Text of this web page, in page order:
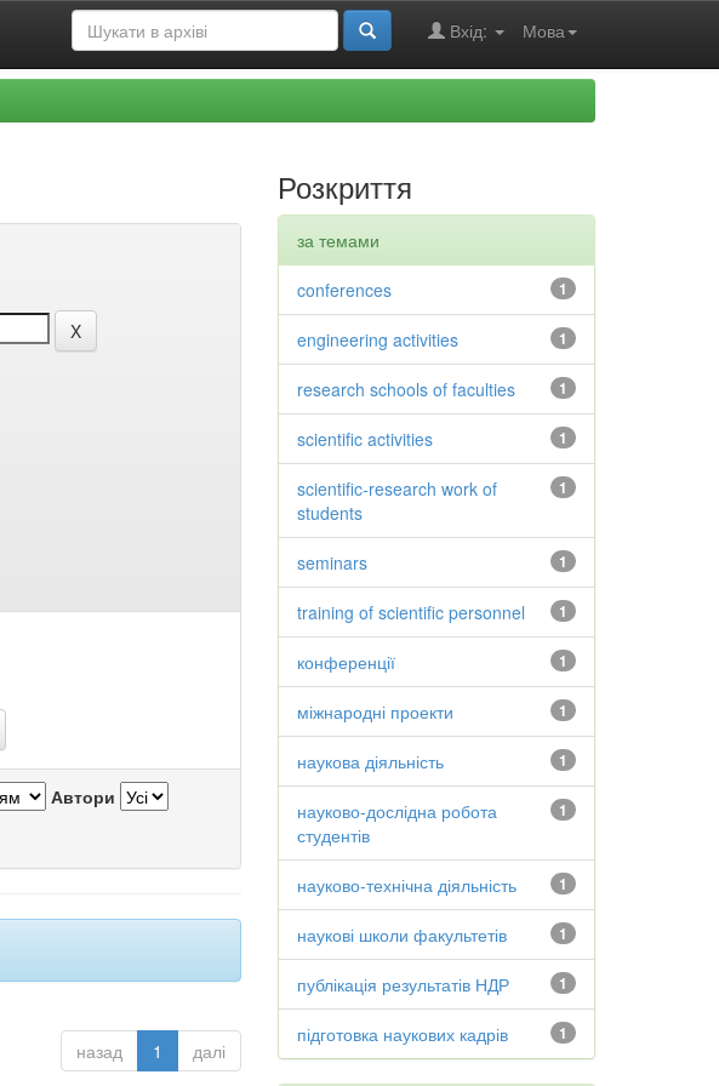
Мова
Вхід:
Автори
назад 1 далі
Розкриття
за темами
1
conferences
1
engineering activities
1
research schools of faculties
1
scientific activities
1
scientific-research work of
students
1
seminars
1
training of scientific personnel
1
конференції
1
міжнародні проекти
1
наукова діяльність
1
науково-дослідна робота
студентів
1
науково-технічна діяльність
1
наукові школи факультетів
1
публікація результатів НДР
1
підготовка наукових кадрів